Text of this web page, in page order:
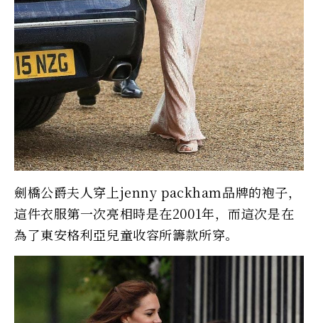
劍橋公爵夫人穿上jenny packham品牌的袍子，
這件衣服第一次亮相時是在2001年，而這次是在
為了東安格利亞兒童收容所籌款所穿。